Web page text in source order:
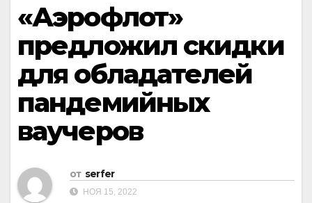
«Аэрофлот»
предложил скидки
для обладателей
пандемийных
ваучеров
от serfer
НОЯ 15, 2022